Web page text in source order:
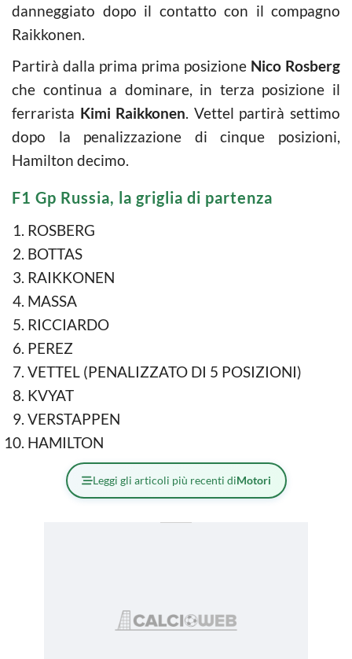
danneggiato dopo il contatto con il compagno
Raikkonen.
Partirà dalla prima prima posizione Nico Rosberg
che continua a dominare, in terza posizione il
ferrarista Kimi Raikkonen. Vettel partirà settimo
dopo la penalizzazione di cinque posizioni,
Hamilton decimo.
F1 Gp Russia, la griglia di partenza
ROSBERG
BOTTAS
RAIKKONEN
MASSA
RICCIARDO
PEREZ
VETTEL (PENALIZZATO DI 5 POSIZIONI)
KVYAT
VERSTAPPEN
HAMILTON
Leggi gli articoli più recenti diMotori